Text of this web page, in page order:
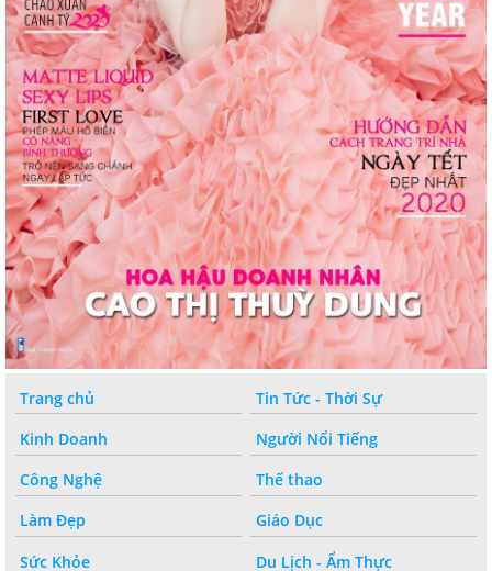
Trang chủ
Tin Tức - Thời Sự
Kinh Doanh
Người Nổi Tiếng
Công Nghệ
Thế thao
Làm Đẹp
Giáo Dục
Sức Khỏe
Du Lịch - Ẩm Thực